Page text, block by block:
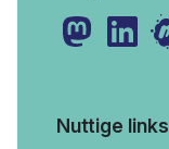
Nuttige links